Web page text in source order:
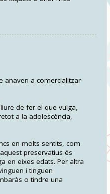
anaven a comercialitzar-
de fer el que vulga,
a la adolescència,
en molts sentits, com
preservatius és
en eixes edats. Per altra
i tinguen
o tindre una